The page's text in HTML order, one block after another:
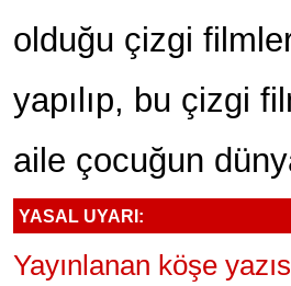
olduğu çizgi
yapılıp, bu çizgi
aile çocuğun
YASAL UYARI:
Yayınlanan köşe